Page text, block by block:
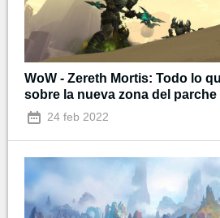
WoW - Zereth Mortis: Todo lo
sobre la nueva zona del parche
24 feb 2022